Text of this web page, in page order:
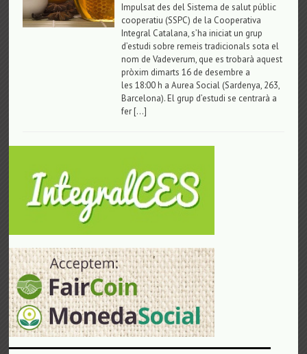
Impulsat des del Sistema de salut públic
cooperatiu (SSPC) de la Cooperativa
Integral Catalana, s’ha iniciat un grup
d’estudi sobre remeis tradicionals sota el
nom de Vadeverum, que es trobarà aquest
pròxim dimarts 16 de desembre a
les 18:00 h a Aurea Social (Sardenya, 263,
Barcelona). El grup d’estudi se centrarà a
fer […]